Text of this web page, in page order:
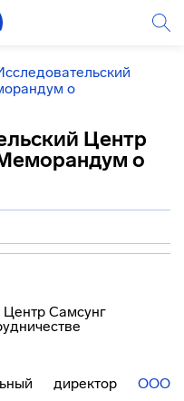
о
Центр
о
директор ООО